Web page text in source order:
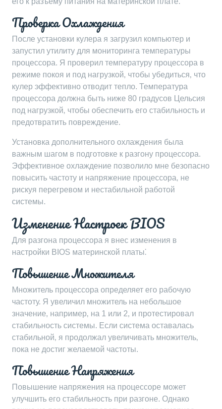
Проверка Охлаждения
После установки кулера я загрузил компьютер и
запустил утилиту для мониторинга температуры
процессора. Я проверил температуру процессора в
режиме покоя и под нагрузкой‚ чтобы убедиться‚ что
кулер эффективно отводит тепло. Температура
процессора должна быть ниже 80 градусов Цельсия
под нагрузкой‚ чтобы обеспечить его стабильность и
предотвратить повреждение.
Установка дополнительного охлаждения была
важным шагом в подготовке к разгону процессора.
Эффективное охлаждение позволило мне безопасно
повысить частоту и напряжение процессора‚ не
рискуя перегревом и нестабильной работой
системы.
Изменение Настроек BIOS
Для разгона процессора я внес изменения в
настройки BIOS материнской платы⁚
Повышение Множителя
Множитель процессора определяет его рабочую
частоту. Я увеличил множитель на небольшое
значение‚ например‚ на 1 или 2‚ и протестировал
стабильность системы. Если система оставалась
стабильной‚ я продолжал увеличивать множитель‚
пока не достиг желаемой частоты.
Повышение Напряжения
Повышение напряжения на процессоре может
улучшить его стабильность при разгоне. Однако